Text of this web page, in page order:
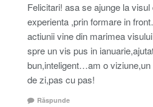
Felicitari! asa se ajunge la
experienta ,prin formare in
actiunii vine din marimea
spre un vis pus in
bun,inteligent…am o
de zi,pas cu pas!
Răspunde